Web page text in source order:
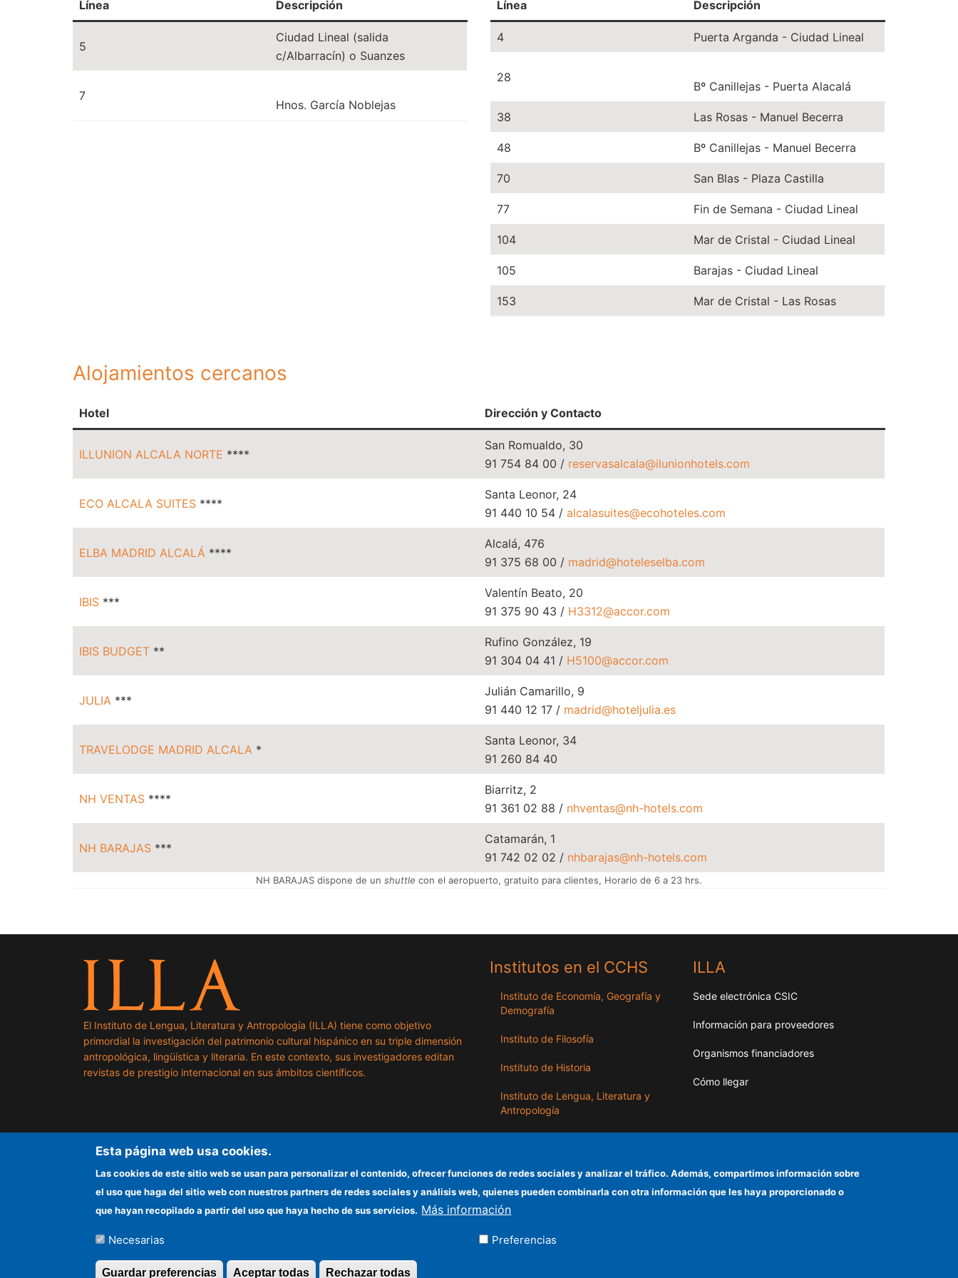
Línea Descripción
5
Ciudad Lineal (salida
c/Albarracín) o Suanzes
7
Hnos. García Noblejas
Línea Descripción
4 Puerta Arganda - Ciudad Lineal
28
Bº Canillejas - Puerta Alacalá
38 Las Rosas - Manuel Becerra
48 Bº Canillejas - Manuel Becerra
70 San Blas - Plaza Castilla
77 Fin de Semana - Ciudad Lineal
104 Mar de Cristal - Ciudad Lineal
105 Barajas - Ciudad Lineal
153 Mar de Cristal - Las Rosas
Alojamientos cercanos
Hotel Dirección y Contacto
ILLUNION ALCALA NORTE ****
San Romualdo, 30
91 754 84 00 / reservasalcala@ilunionhotels.com
ECO ALCALA SUITES ****
Santa Leonor, 24
91 440 10 54 / alcalasuites@ecohoteles.com
ELBA MADRID ALCALÁ ****
Alcalá, 476
91 375 68 00 / madrid@hoteleselba.com
IBIS ***
Valentín Beato, 20
91 375 90 43 / H3312@accor.com
IBIS BUDGET **
Rufino González, 19
91 304 04 41 / H5100@accor.com
JULIA ***
Julián Camarillo, 9
91 440 12 17 / madrid@hoteljulia.es
TRAVELODGE MADRID ALCALA *
Santa Leonor, 34
91 260 84 40
NH VENTAS ****
Biarritz, 2
91 361 02 88 / nhventas@nh-hotels.com
NH BARAJAS ***
Catamarán, 1
91 742 02 02 / nhbarajas@nh-hotels.com
NH BARAJAS dispone de un shuttle con el aeropuerto, gratuito para clientes, Horario de 6 a 23 hrs.
El Instituto de Lengua, Literatura y Antropología (ILLA) tiene como objetivo
primordial la investigación del patrimonio cultural hispánico en su triple dimensión
antropológica, lingüística y literaria. En este contexto, sus investigadores editan
revistas de prestigio internacional en sus ámbitos científicos.
Institutos en el CCHS
Instituto de Economía, Geografía y
Demografía
Instituto de Filosofía
Instituto de Historia
Instituto de Lengua, Literatura y
Antropología
Próximo
Instituto de Políticas y Bienes
Públicos
ILLA
Sede electrónica CSIC
Información para proveedores
Organismos financiadores
Cómo llegar
©Copyright 2026 Todos los derechos reservados
Esta página web usa cookies.
Las cookies de este sitio web se usan para personalizar el contenido, ofrecer funciones de redes sociales y analizar el tráfico. Además, compartimos información sobre
el uso que haga del sitio web con nuestros partners de redes sociales y análisis web, quienes pueden combinarla con otra información que les haya proporcionado o
que hayan recopilado a partir del uso que haya hecho de sus servicios. Más información
Necesarias Preferencias
Guardar preferencias Rechazar todas
Aceptar todas